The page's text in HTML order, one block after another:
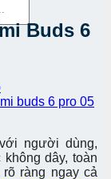
Buds 6
người dùng,
dây, toàn
ràng ngay cả